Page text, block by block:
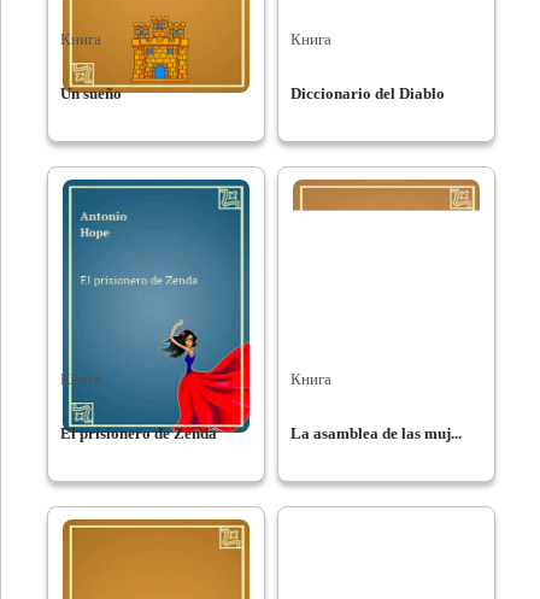
Книга
Un sueño
Книга
Diccionario del Diablo
Книга
El prisionero de Zenda
Книга
La asamblea de las muj...